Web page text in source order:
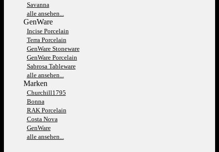
Savanna
alle ansehen...
GenWare
Incise Porcelain
Terra Porcelain
GenWare Stoneware
GenWare Porcelain
Sabrosa Tableware
alle ansehen...
Marken
Churchill1795
Bonna
RAK Porcelain
Costa Nova
GenWare
alle ansehen...